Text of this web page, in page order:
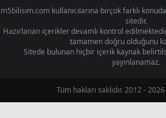
m5bilisim.com kullanıcılarına birçok farklı
sitedir.
Hazırlanan içerikler devamlı kontrol
tamamen doğru olduğunu
Sitede bulunan hiçbir içerik kaynak
yayınlanamaz.
Tüm hakları saklıdır. 2012 -